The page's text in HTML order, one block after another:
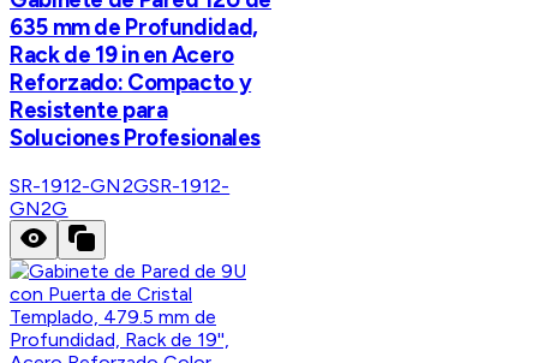
635 mm de Profundidad,
Rack de 19 in en Acero
Reforzado: Compacto y
Resistente para
Soluciones Profesionales
SR-1912-GN2GSR-1912-
GN2G